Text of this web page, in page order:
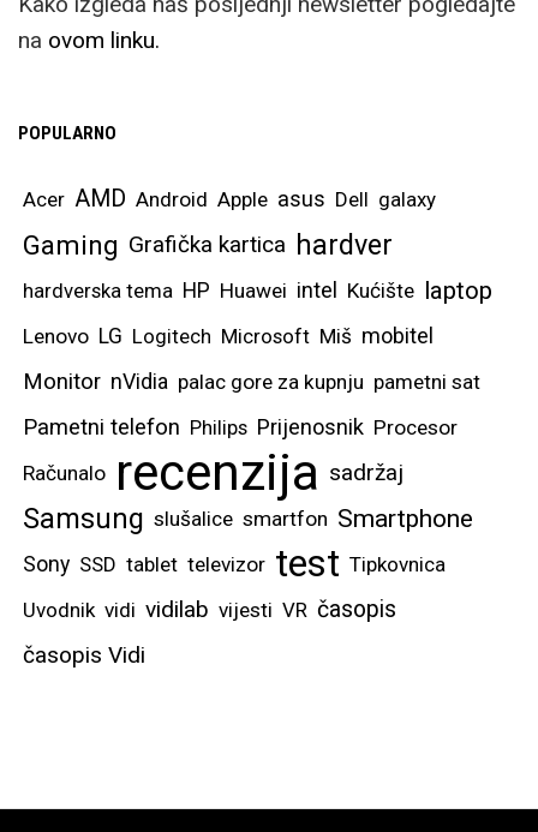
na ovom linku.
POPULARNO
Acer AMD Android Apple asus Dell galaxy
Gaming Grafička kartica hardver
hardverska tema HP Huawei intel Kućište laptop
Lenovo LG Logitech Microsoft Miš mobitel
Monitor nVidia palac gore za kupnju pametni sat
Pametni telefon Philips Prijenosnik Procesor
Računalo recenzija sadržaj
Samsung slušalice smartfon Smartphone
Sony SSD tablet televizor test Tipkovnica
Uvodnik vidi vidilab vijesti VR časopis
časopis Vidi